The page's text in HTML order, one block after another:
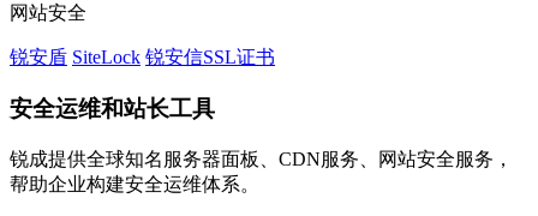
网站安全
锐安盾 SiteLock 锐安信SSL证书
安全运维和站长工具
锐成提供全球知名服务器面板、CDN服务、网站安全服务，
帮助企业构建安全运维体系。